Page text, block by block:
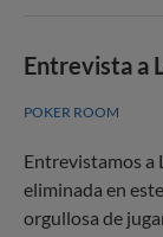
Entrevista a
POKER ROOM
Entrevistamos a
eliminada en
orgullosa de